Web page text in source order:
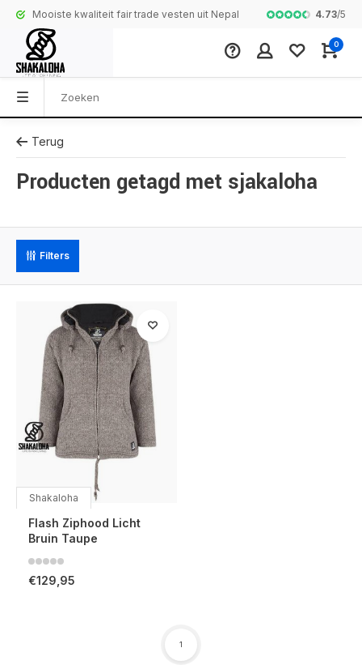
Mooiste kwaliteit fair trade vesten uit Nepal Complete
4.73/5
0
Terug
Producten getagd met sjakaloha
Filters
Shakaloha
Flash Ziphood Licht
Bruin Taupe
€129,95
1